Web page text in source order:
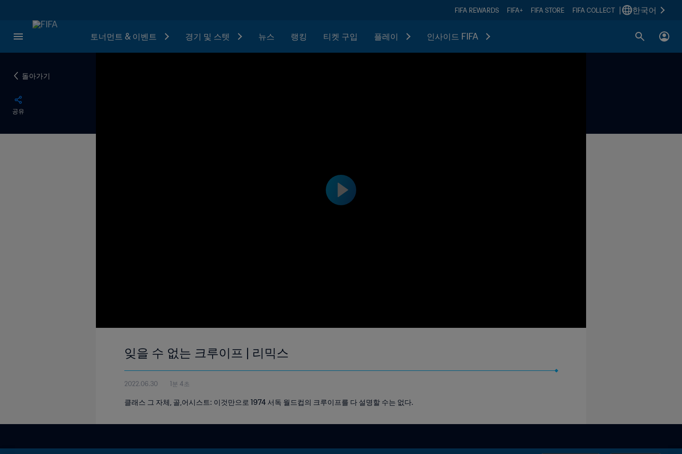
FIFA REWARDS FIFA+ FIFA STORE FIFA COLLECT 한국어
토너먼트 & 이벤트 경기 및 스텟 뉴스 랭킹 티켓 구입 플레이 인사이드 FIFA
돌아가기
공유
잊을 수 없는 크루이프 | 리믹스
2022.06.30 1분 4초
클래스 그 자체, 골,어시스트: 이것만으로 1974 서독 월드컵의 크루이프를 다 설명할 수는 없다.